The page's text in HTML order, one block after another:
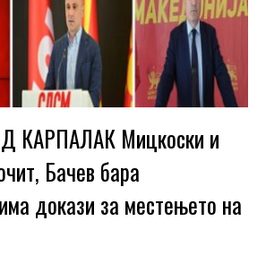
КАРПАЛАК Мицкоски и
Бачев бара
докази за местењето на